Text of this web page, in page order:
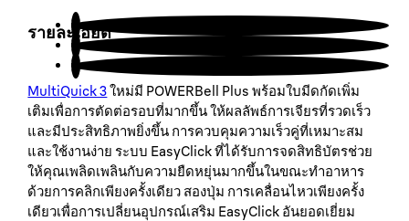
รายละเอียด
MultiQuick 3ใหม่มี POWERBell Plus พร้อมใบมีดกัดเพิ่ม
เติมเพื่อการตัดต่อรอบที่มากขึ้น ให้ผลลัพธ์การเจียรที่รวดเร็ว
และมีประสิทธิภาพยิ่งขึ้น การควบคุมความเร็วคู่ที่เหมาะสม
และใช้งานง่าย ระบบ EasyClick ที่ได้รับการจดสิทธิบัตรช่วย
ให้คุณเพลิดเพลินกับความยืดหยุ่นมากขึ้นในขณะทำอาหาร
ด้วยการคลิกเพียงครั้งเดียว สองปุ่ม การเคลื่อนไหวเพียงครั้ง
เดียวเพื่อการเปลี่ยนอุปกรณ์เสริม EasyClick อันยอดเยี่ยม